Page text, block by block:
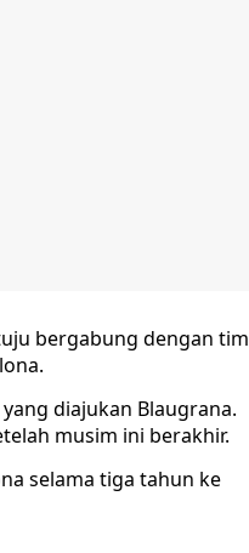
bergabung dengan tim
diajukan Blaugrana.
musim ini berakhir.
selama tiga tahun ke